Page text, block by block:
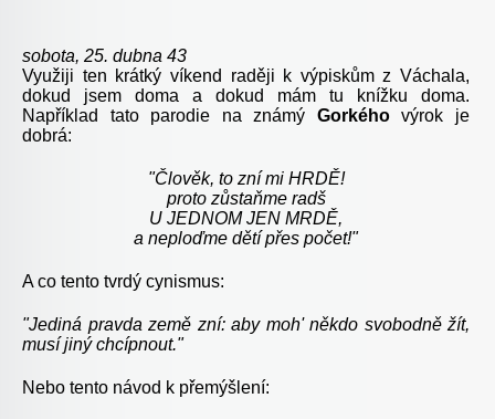
sobota, 25. dubna 43
Využiji ten krátký víkend raději k výpiskům z Váchala,
dokud jsem doma a dokud mám tu knížku doma.
Například tato parodie na známý Gorkéhovýrok je
dobrá:
"Člověk, to zní mi HRDĚ!
proto zůstaňme radš
U JEDNOM JEN MRDĚ,
a neploďme dětí přes počet!"
A co tento tvrdý cynismus:
"Jediná pravda země zní: aby moh' někdo svobodně žít,
musí jiný chcípnout."
Nebo tento návod k přemýšlení: